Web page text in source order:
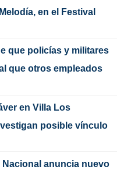
en el Festival
que policías y militares
que otros empleados
en Villa Los
posible vínculo
Nacional anuncia nuevo